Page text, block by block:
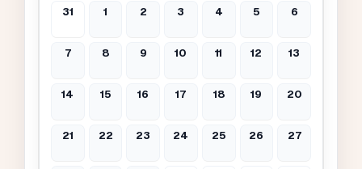
31 1 2 3 4 5 6
7 8 9 10 11 12 13
14 15 16 17 18 19 20
21 22 23 24 25 26 27